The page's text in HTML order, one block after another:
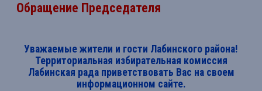
Обращение Председателя
Уважаемые жители и гости Лабинского района!
Территориальная избирательная комиссия
Лабинская рада приветствовать Вас на своем
информационном сайте.